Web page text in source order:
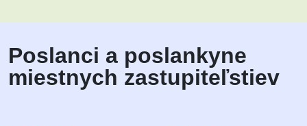
Poslanci a poslankyne
miestnych zastupiteľstiev